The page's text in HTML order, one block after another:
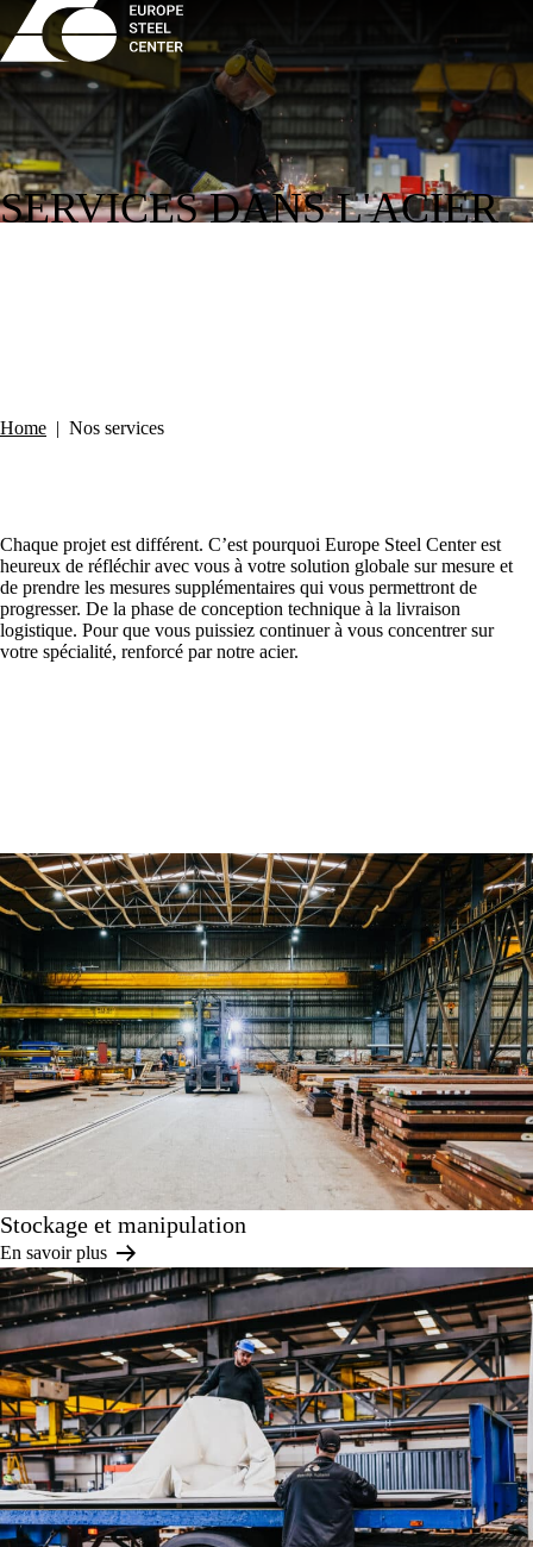
SERVICES DANS L'ACIER
Home | Nos services
Chaque projet est différent. C’est pourquoi Europe Steel Center est
heureux de réfléchir avec vous à votre solution globale sur mesure et
de prendre les mesures supplémentaires qui vous permettront de
progresser. De la phase de conception technique à la livraison
logistique. Pour que vous puissiez continuer à vous concentrer sur
votre spécialité, renforcé par notre acier.
Stockage et manipulation
En savoir plus